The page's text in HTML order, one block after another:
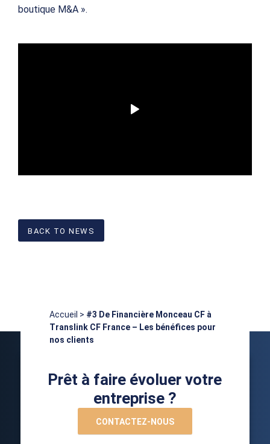
boutique M&A ».
BACK TO NEWS
Accueil > #3 De Financière Monceau CF à
Translink CF France – Les bénéfices pour
nos clients
Prêt à faire évoluer votre
entreprise ?
CONTACTEZ-NOUS